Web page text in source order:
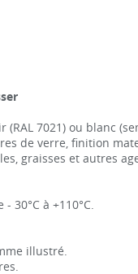
7021) ou blanc
de verre, finition
graisses et autres
30°C à +110°C.
illustré.